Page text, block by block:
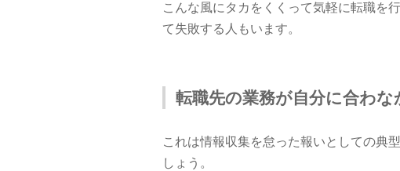
こんな風にタカをくくって気軽に転職を
て失敗する人もいます。
転職先の業務が自分に合わな
これは情報収集を怠った報いとしての典
しょう。